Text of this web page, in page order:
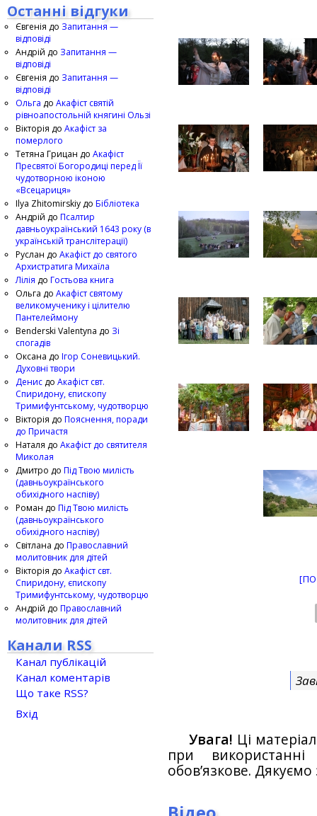
Увага! Ці
при
обов’язкове.
Останні відгуки
Євгенія до Запитання —
відповіді
Андрій до Запитання —
відповіді
Євгенія до Запитання —
відповіді
Ольга до Акафіст святій
рівноапостольній княгині Ользі
Вікторія до Акафіст за
померлого
Тетяна Грицан до Акафіст
Пресвятої Богородиці перед Її
чудотворною іконою
«Всецариця»
Ilya Zhitomirskiy до Бібліотека
Андрій до Псалтир
давньоукраїнський 1643 року (в
українській транслітерації)
Руслан до Акафіст до святого
Архистратига Михаїла
Лілія до Гостьова книга
Ольга до Акафіст святому
великомученику і цілителю
Пантелеймону
Benderski Valentyna до Зі
спогадів
Оксана до Ігор Соневицький.
Духовні твори
Денис до Акафіст свт.
Спиридону, єпископу
Тримифунтському, чудотворцю
Вікторія до Пояснення, поради
до Причастя
Наталя до Акафіст до святителя
Миколая
Дмитро до Під Твою милість
(давньоукраїнського
обихідного наспіву)
Роман до Під Твою милість
(давньоукраїнського
обихідного наспіву)
Світлана до Православний
молитовник для дітей
Вікторія до Акафіст свт.
Спиридону, єпископу
Тримифунтському, чудотворцю
Андрій до Православний
молитовник для дітей
Канали RSS
Канал публікацій
Канал коментарів
Що таке RSS?
Вхід